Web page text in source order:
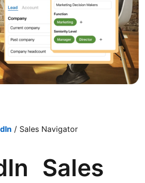
/ Sales Navigator
Sales